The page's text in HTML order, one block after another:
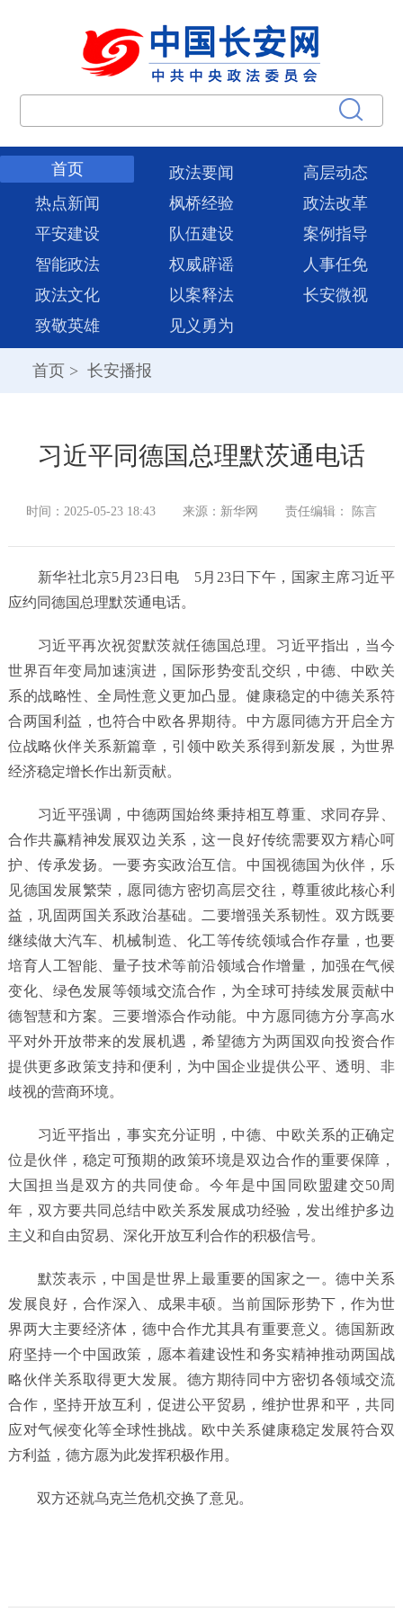
首页 政法要闻
高层动态
热点新闻
枫桥经验
政法改革
平安建设
队伍建设
案例指导
智能政法
权威辟谣
人事任免
政法文化
以案释法
长安微视
致敬英雄
见义勇为
首页 > 长安播报
习近平同德国总理默茨通电话
时间：2025-05-23 18:43 来源：新华网 责任编辑： 陈言
新华社北京5月23日电 5月23日下午，国家主席习近平
应约同德国总理默茨通电话。
习近平再次祝贺默茨就任德国总理。习近平指出，当今
世界百年变局加速演进，国际形势变乱交织，中德、中欧关
系的战略性、全局性意义更加凸显。健康稳定的中德关系符
合两国利益，也符合中欧各界期待。中方愿同德方开启全方
位战略伙伴关系新篇章，引领中欧关系得到新发展，为世界
经济稳定增长作出新贡献。
习近平强调，中德两国始终秉持相互尊重、求同存异、
合作共赢精神发展双边关系，这一良好传统需要双方精心呵
护、传承发扬。一要夯实政治互信。中国视德国为伙伴，乐
见德国发展繁荣，愿同德方密切高层交往，尊重彼此核心利
益，巩固两国关系政治基础。二要增强关系韧性。双方既要
继续做大汽车、机械制造、化工等传统领域合作存量，也要
培育人工智能、量子技术等前沿领域合作增量，加强在气候
变化、绿色发展等领域交流合作，为全球可持续发展贡献中
德智慧和方案。三要增添合作动能。中方愿同德方分享高水
平对外开放带来的发展机遇，希望德方为两国双向投资合作
提供更多政策支持和便利，为中国企业提供公平、透明、非
歧视的营商环境。
习近平指出，事实充分证明，中德、中欧关系的正确定
位是伙伴，稳定可预期的政策环境是双边合作的重要保障，
大国担当是双方的共同使命。今年是中国同欧盟建交50周
年，双方要共同总结中欧关系发展成功经验，发出维护多边
主义和自由贸易、深化开放互利合作的积极信号。
默茨表示，中国是世界上最重要的国家之一。德中关系
发展良好，合作深入、成果丰硕。当前国际形势下，作为世
界两大主要经济体，德中合作尤其具有重要意义。德国新政
府坚持一个中国政策，愿本着建设性和务实精神推动两国战
略伙伴关系取得更大发展。德方期待同中方密切各领域交流
合作，坚持开放互利，促进公平贸易，维护世界和平，共同
应对气候变化等全球性挑战。欧中关系健康稳定发展符合双
方利益，德方愿为此发挥积极作用。
双方还就乌克兰危机交换了意见。